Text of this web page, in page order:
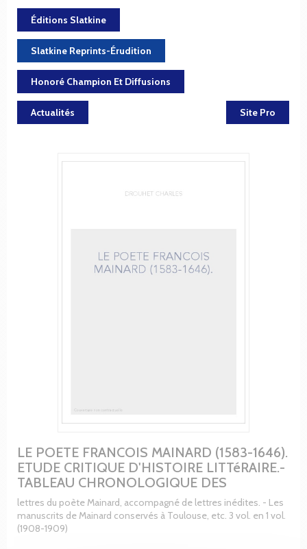
Éditions Slatkine
Slatkine Reprints-Érudition
Honoré Champion Et Diffusions
Actualités Site Pro
LE POETE FRANCOIS MAINARD (1583-1646).
ETUDE CRITIQUE D'HISTOIRE LITTéRAIRE.-
TABLEAU CHRONOLOGIQUE DES
lettres du poète Mainard, accompagné de lettres inédites. - Les
manuscrits de Mainard conservés à Toulouse, etc. 3 vol. en 1 vol.
(1908-1909)